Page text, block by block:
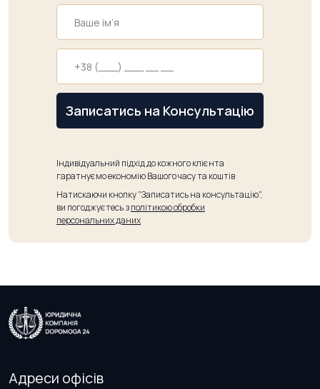
Записатись на Консультацію
Індивідуальний підхід до кожного клієнта
гаратнуємо економію Вашого часу та коштів
Натискаючи кнопку "Записатись на консультацію",
ви погоджуєтесь зполітикою обробки
персональних даних
Адреси офісів